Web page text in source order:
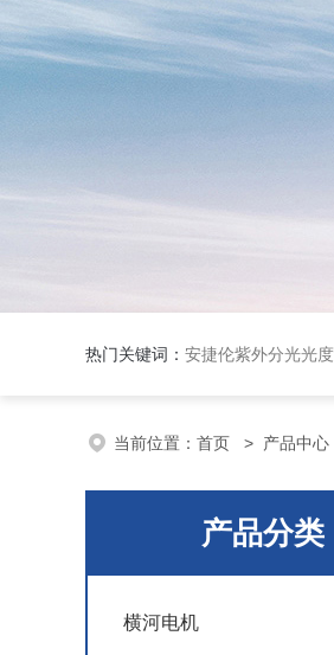
热门关键词： 安捷伦紫外分光光度计，安捷伦红外光
当前位置： 首页 > 产品中心
产品分类
横河电机